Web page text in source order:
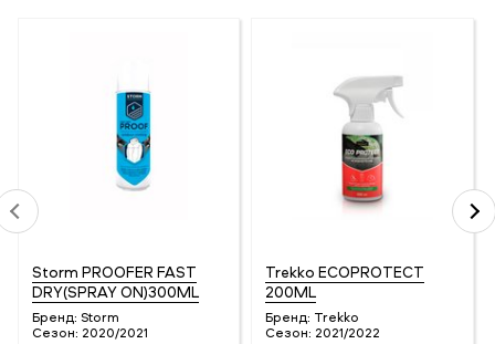
Storm PROOFER FAST
DRY(SPRAY ON)300ML
Бренд: Storm
Сезон: 2020/2021
Trekko ECOPROTECT
200ML
Бренд: Trekko
Сезон: 2021/2022